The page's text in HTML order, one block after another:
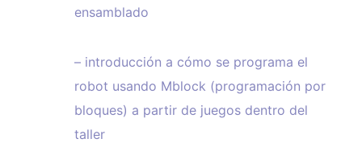
ensamblado
– introducción a cómo se programa el
robot usando Mblock (programación por
bloques) a partir de juegos dentro del
taller